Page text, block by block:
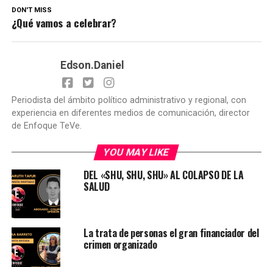
DON'T MISS
¿Qué vamos a celebrar?
Edson.Daniel
Periodista del ámbito político administrativo y regional, con
experiencia en diferentes medios de comunicación, director
de Enfoque TeVe.
YOU MAY LIKE
DEL «SHU, SHU, SHU» AL COLAPSO DE LA
SALUD
La trata de personas el gran financiador del
crimen organizado